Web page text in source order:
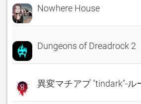
Nowhere House
Dungeons of Dreadrock 2
異変マチアプ "tindark"-